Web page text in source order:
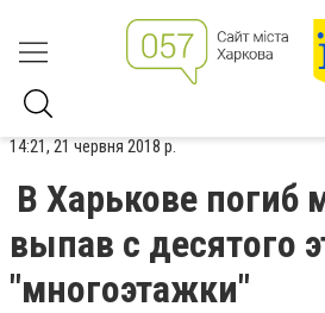
14:21, 21 червня 2018 р.
В Харькове погиб
выпав с десятого
"многоэтажки"